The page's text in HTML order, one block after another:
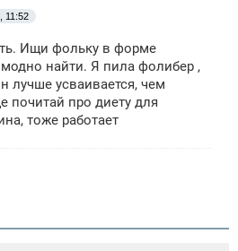
11:52
Ищи фольку в форме
найти. Я пила фолибер ,
лучше усваивается, чем
почитай про диету для
тоже работает